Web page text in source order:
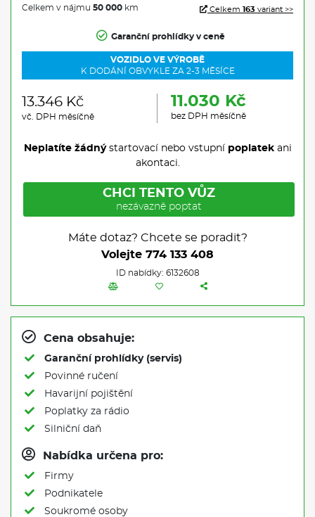
Celkem v nájmu 50 000 km Celkem 163 variant >>
Garanční prohlídky v ceně
VOZIDLO VE VÝROBĚ
K DODÁNÍ OBVYKLE ZA 2-3 MĚSÍCE
13.346 Kč
vč. DPH měsíčně
11.030 Kč
bez DPH měsíčně
Neplatíte žádnýstartovací nebo vstupní poplatekani
akontaci.
CHCI TENTO VŮZ
nezávazně poptat
Máte dotaz? Chcete se poradit?
Volejte 774 133 408
ID nabídky: 6132608
Cena obsahuje:
Garanční prohlídky (servis)
Povinné ručení
Havarijní pojištění
Poplatky za rádio
Silniční daň
Nabídka určena pro:
Firmy
Podnikatele
Soukromé osoby